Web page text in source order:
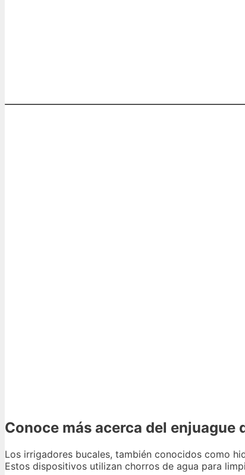
Conoce más acerca del enjuague
Los irrigadores bucales, también conocidos como
Estos dispositivos utilizan chorros de agua para